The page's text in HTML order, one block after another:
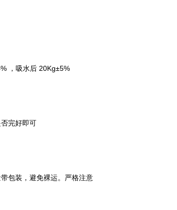
，吸水后 20Kg±5%
完好即可
包装，避免裸运。严格注意